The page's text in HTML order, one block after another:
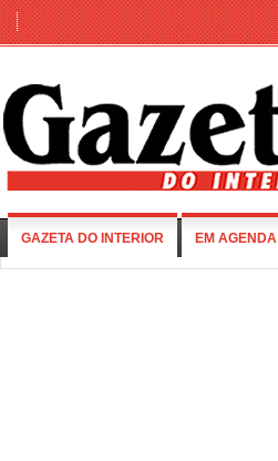
GAZETA DO INTERIOR EM AGENDA